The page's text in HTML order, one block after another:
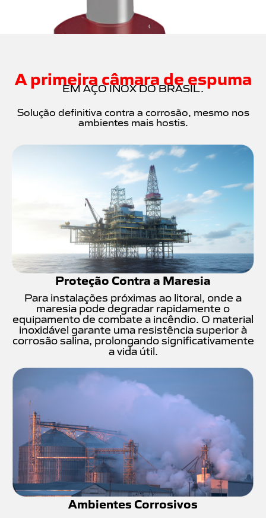
A primeira câmara de espuma
EM AÇO INOX DO BRASIL.
Solução definitiva contra a corrosão, mesmo nos
ambientes mais hostis.
Proteção Contra a Maresia
Para instalações próximas ao litoral, onde a
maresia pode degradar rapidamente o
equipamento de combate a incêndio. O material
inoxidável garante uma resistência superior à
corrosão salina, prolongando significativamente
a vida útil.
Ambientes Corrosivos